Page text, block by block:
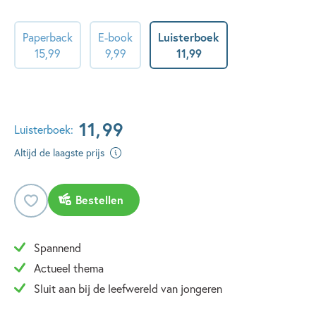
Paperback
15,99
E-book
9,99
Luisterboek
11,99
Luisterboek: 11,99
Altijd de laagste prijs
Bestellen
Spannend
Actueel thema
Sluit aan bij de leefwereld van jongeren